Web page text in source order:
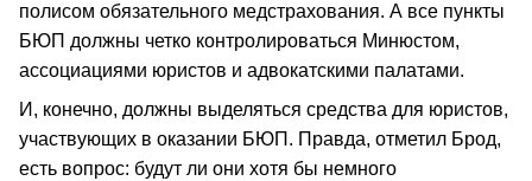
полисом обязательного медстрахования. А все пункты
БЮП должны четко контролироваться Минюстом,
ассоциациями юристов и адвокатскими палатами.
И, конечно, должны выделяться средства для юристов,
участвующих в оказании БЮП. Правда, отметил Брод,
есть вопрос: будут ли они хотя бы немного